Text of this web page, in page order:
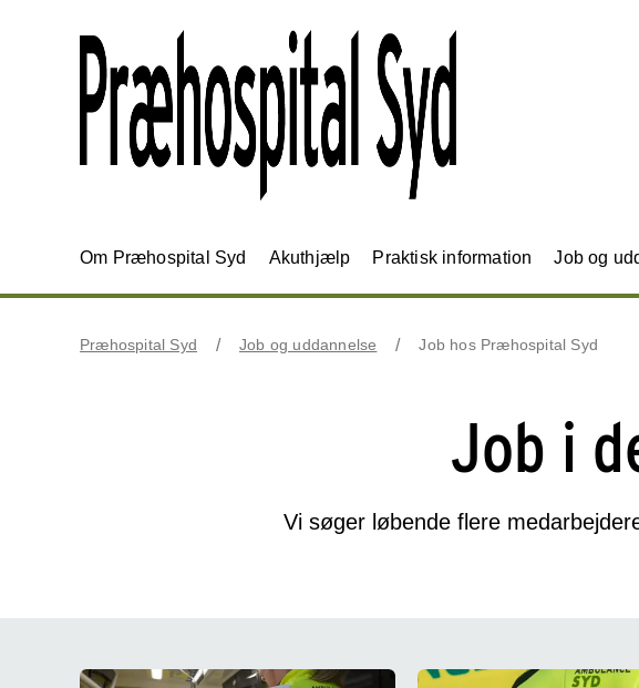
Om Præhospital Syd Akuthjælp Praktisk information Job og
Præhospital Syd Job og uddannelse Job hos Præhospital Syd
Job i
Vi søger løbende flere
Job som ambulancepersonale